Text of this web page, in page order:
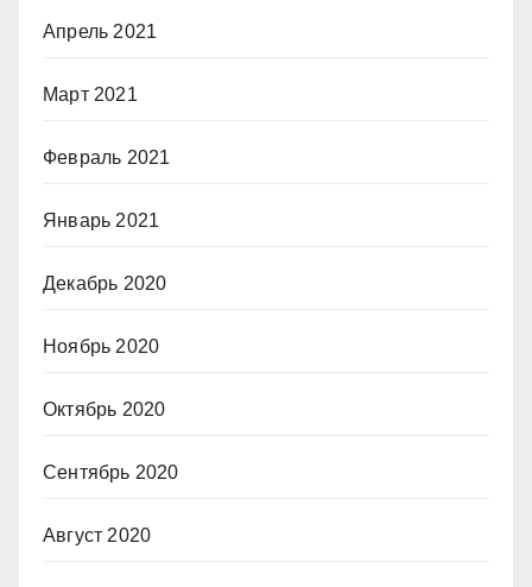
Апрель 2021
Март 2021
Февраль 2021
Январь 2021
Декабрь 2020
Ноябрь 2020
Октябрь 2020
Сентябрь 2020
Август 2020